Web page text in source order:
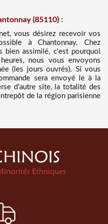
(85110) :
vous désirez recevoir vos
à Chantonnay. Chez
bien assimilé, c'est pourquoi
nous vous envoyons
(les jours ouvrés). Si vous
sera envoyé le à la
d’autre site, la totalité des
de la région parisienne